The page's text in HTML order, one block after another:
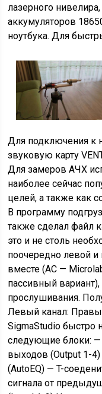
лазерного
аккумуляторов
ноутбука. Для
Для подключения к
звуковую карту
Для замеров АЧХ
наиболее сейчас
целей, а также как
В программу
также сделал файл
это и не столь
поочередно левой и
вместе (АС —
пассивный
прослушивания.
Левый канал:
SigmaStudio быстро
следующие блоки: —
выходов (Output 1-
(AutoEQ) — T-
сигнала от